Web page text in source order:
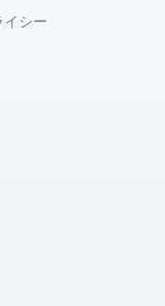
シー